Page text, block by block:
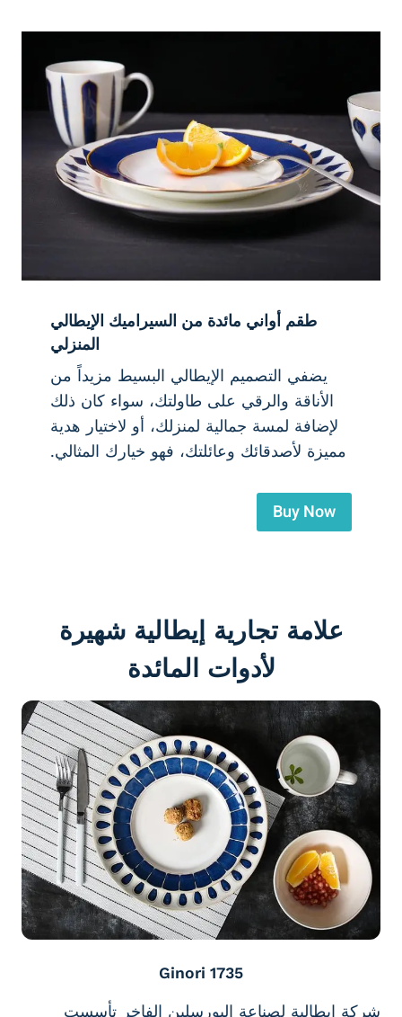
طقم أواني مائدة من السيراميك الإيطالي
المنزلي
يضفي التصميم الإيطالي البسيط مزيداً من
الأناقة والرقي على طاولتك، سواء كان ذلك
لإضافة لمسة جمالية لمنزلك، أو لاختيار هدية
مميزة لأصدقائك وعائلتك، فهو خيارك المثالي.
Buy Now
علامة تجارية إيطالية شهيرة
لأدوات المائدة
Ginori 1735
شركة إيطالية لصناعة البورسلين الفاخر تأسست